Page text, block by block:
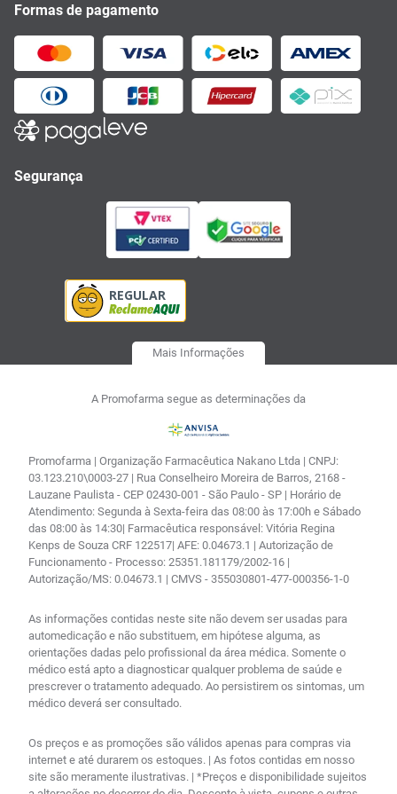
Formas de pagamento
Segurança
Mais Informações
A Promofarma segue as determinações da
Promofarma | Organização Farmacêutica Nakano Ltda | CNPJ:
03.123.210\0003-27 | Rua Conselheiro Moreira de Barros, 2168 -
Lauzane Paulista - CEP 02430-001 - São Paulo - SP | Horário de
Atendimento: Segunda à Sexta-feira das 08:00 às 17:00h e Sábado
das 08:00 às 14:30| Farmacêutica responsável: Vitória Regina
Kenps de Souza CRF 122517| AFE: 0.04673.1 | Autorização de
Funcionamento - Processo: 25351.181179/2002-16 |
Autorização/MS: 0.04673.1 | CMVS - 355030801-477-000356-1-0
As informações contidas neste site não devem ser usadas para
automedicação e não substituem, em hipótese alguma, as
orientações dadas pelo profissional da área médica. Somente o
médico está apto a diagnosticar qualquer problema de saúde e
prescrever o tratamento adequado. Ao persistirem os sintomas, um
médico deverá ser consultado.
Os preços e as promoções são válidos apenas para compras via
internet e até durarem os estoques. | As fotos contidas em nosso
site são meramente ilustrativas. | *Preços e disponibilidade sujeitos